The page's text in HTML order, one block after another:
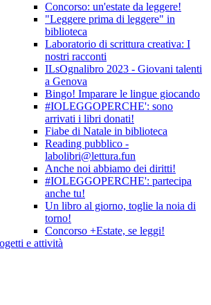
Concorso: un'estate da leggere!
"Leggere prima di leggere" in
biblioteca
Laboratorio di scrittura creativa: I
nostri racconti
ILsOgnalibro 2023 - Giovani talenti
a Genova
Bingo! Imparare le lingue giocando
#IOLEGGOPERCHE': sono
arrivati i libri donati!
Fiabe di Natale in biblioteca
Reading pubblico -
labolibri@lettura.fun
Anche noi abbiamo dei diritti!
#IOLEGGOPERCHE': partecipa
anche tu!
Un libro al giorno, toglie la noia di
torno!
Concorso +Estate, se leggi!
e attività